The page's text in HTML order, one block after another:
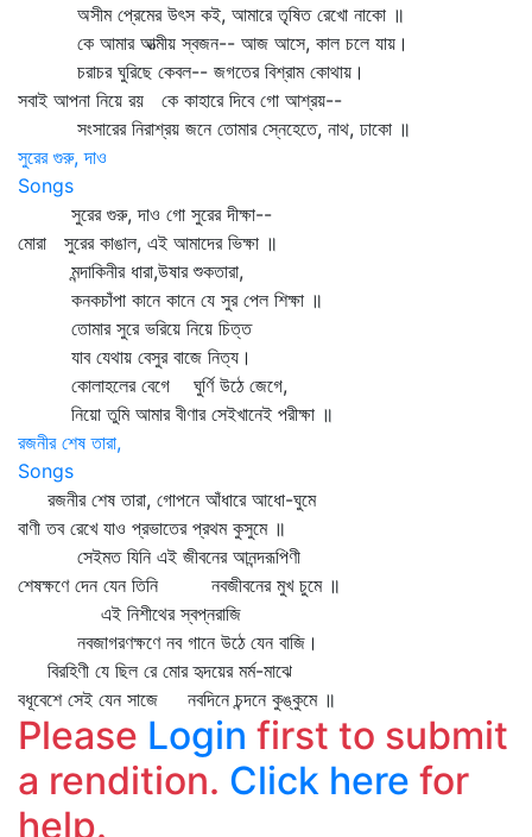
অসীম প্রেমের উৎস কই, আমারে তৃষিত রেখো নাকো ॥
কে আমার আত্মীয় স্বজন-- আজ আসে, কাল চলে যায়।
চরাচর ঘুরিছে কেবল-- জগতের বিশ্রাম কোথায়।
সবাই আপনা নিয়ে রয় কে কাহারে দিবে গো আশ্রয়--
সংসারের নিরাশ্রয় জনে তোমার স্নেহেতে, নাথ, ঢাকো ॥
সুরের গুরু, দাও
Songs
সুরের গুরু, দাও গো সুরের দীক্ষা--
মোরা সুরের কাঙাল, এই আমাদের ভিক্ষা ॥
মন্দাকিনীর ধারা,উষার শুকতারা,
কনকচাঁপা কানে কানে যে সুর পেল শিক্ষা ॥
তোমার সুরে ভরিয়ে নিয়ে চিত্ত
যাব যেথায় বেসুর বাজে নিত্য।
কোলাহলের বেগে ঘুর্ণি উঠে জেগে,
নিয়ো তুমি আমার বীণার সেইখানেই পরীক্ষা ॥
রজনীর শেষ তারা,
Songs
রজনীর শেষ তারা, গোপনে আঁধারে আধো-ঘুমে
বাণী তব রেখে যাও প্রভাতের প্রথম কুসুমে ॥
সেইমত যিনি এই জীবনের আনন্দরূপিণী
শেষক্ষণে দেন যেন তিনি নবজীবনের মুখ চুমে ॥
এই নিশীথের স্বপ্নরাজি
নবজাগরণক্ষণে নব গানে উঠে যেন বাজি।
বিরহিণী যে ছিল রে মোর হৃদয়ের মর্ম-মাঝে
বধূবেশে সেই যেন সাজে নবদিনে চন্দনে কুঙ্কুমে ॥
Please Login first to submit
a rendition. Click here for
help.